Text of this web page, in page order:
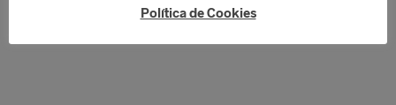
Política de Cookies